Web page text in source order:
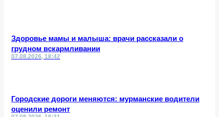
Здоровье мамы и малыша: врачи рассказали о
грудном вскармливании
07.08.2026, 18:42
Городские дороги меняются: мурманские водители
оценили ремонт